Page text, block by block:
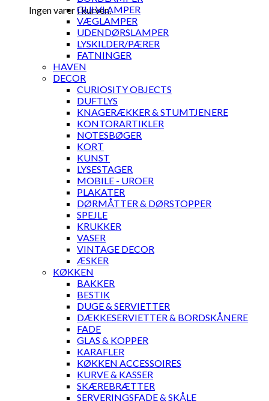
Ingen varer i kurven.
GULVLAMPER
VÆGLAMPER
UDENDØRSLAMPER
LYSKILDER/PÆRER
FATNINGER
HAVEN
DECOR
CURIOSITY OBJECTS
DUFTLYS
KNAGERÆKKER & STUMTJENERE
KONTORARTIKLER
NOTESBØGER
KORT
KUNST
LYSESTAGER
MOBILE - UROER
PLAKATER
DØRMÅTTER & DØRSTOPPER
SPEJLE
KRUKKER
VASER
VINTAGE DECOR
ÆSKER
KØKKEN
BAKKER
BESTIK
DUGE & SERVIETTER
DÆKKESERVIETTER & BORDSKÅNERE
FADE
GLAS & KOPPER
KARAFLER
KØKKEN ACCESSOIRES
KURVE & KASSER
SKÆREBRÆTTER
SERVERINGSFADE & SKÅLE